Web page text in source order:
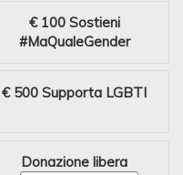
€ 100 Sostieni
#MaQualeGender
€ 500 Supporta LGBTI
Donazione libera